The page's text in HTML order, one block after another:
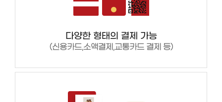
다양한 형태의 결제 가능
(신용카드,소액결제,교통카드 결제 등)